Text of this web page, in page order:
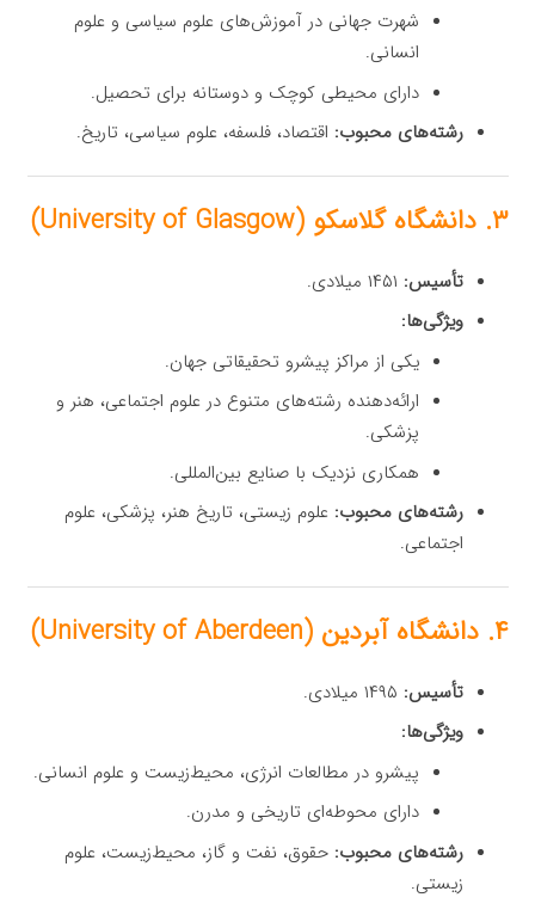
شهرت جهانی در آموزش‌های علوم سیاسی و علوم
انسانی.
دارای محیطی کوچک و دوستانه برای تحصیل.
رشته‌های محبوب: اقتصاد، فلسفه، علوم سیاسی، تاریخ.
۳. دانشگاه گلاسکو (University of Glasgow)
تأسیس:
ویژگی‌ها:
یکی از مراکز پیشرو تحقیقاتی جهان.
ارائه‌دهنده رشته‌های متنوع در علوم اجتماعی، هنر و
پزشکی.
همکاری نزدیک با صنایع بین‌المللی.
رشته‌های محبوب: علوم زیستی، تاریخ هنر، پزشکی، علوم
اجتماعی.
۴. دانشگاه آبردین (University of Aberdeen)
تأسیس:
ویژگی‌ها:
پیشرو در مطالعات انرژی، محیط‌زیست و علوم انسانی.
دارای محوطه‌ای تاریخی و مدرن.
رشته‌های محبوب: حقوق، نفت و گاز، محیط‌زیست، علوم
زیستی.